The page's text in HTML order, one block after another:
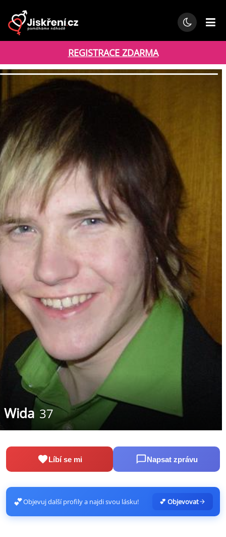
REGISTRACE ZDARMA
Wida 37
Líbí se mi Napsat zprávu
💕Objevuj další profily a najdi svou lásku! 💕 Objevovat